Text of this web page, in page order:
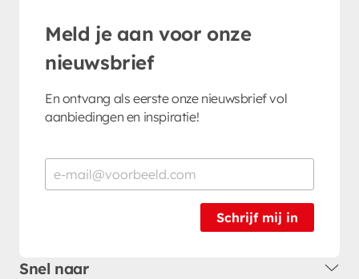
Meld je aan voor onze
nieuwsbrief
En ontvang als eerste onze nieuwsbrief vol
aanbiedingen en inspiratie!
Schrijf mij in
Snel naar